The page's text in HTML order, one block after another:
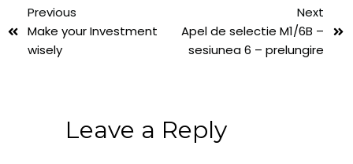
Previous
Make your Investment
wisely
Next
Apel de selectie M1/6B –
sesiunea 6 – prelungire
Leave a Reply